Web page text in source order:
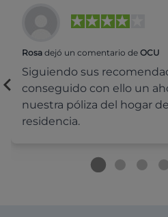
Rosa dejó un comentario de OCU
Siguiendo sus
conseguido con ello un
nuestra póliza del hogar
residencia.